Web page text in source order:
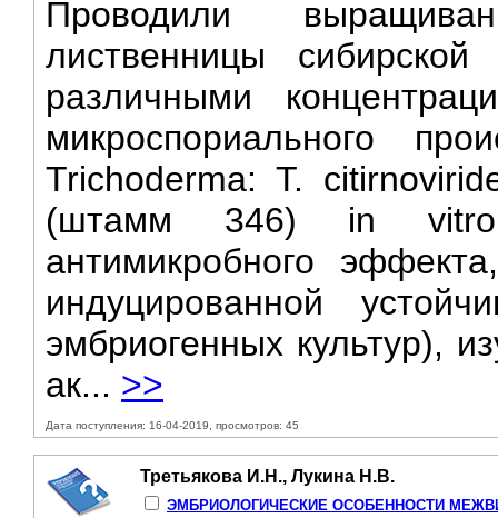
Проводили
лиственницы
различными
микроспориального
Trichoderma: Т.
(штамм 346) in vitro
антимикробного
индуцированной
эмбриогенных культур),
ак... >>
Дата поступления: 16-04-2019, просмотров: 45
Третьякова И.Н., Лукина Н.В.
ЭМБРИОЛОГИЧЕСКИЕ ОСОБЕННОСТИ